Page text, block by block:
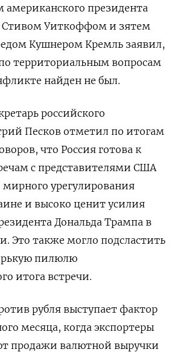
американского президента
Стивом Уиткоффом и зятем
Кушнером Кремль заявил,
территориальным вопросам
найден не был.
российского
Песков отметил по итогам
что Россия готова к
с представителями США
мирного урегулирования
и высоко ценит усилия
Дональда Трампа в
Это также могло подсластить
пилюлю
итога встречи.
рубля выступает фактор
месяца, когда экспортеры
продажи валютной выручки